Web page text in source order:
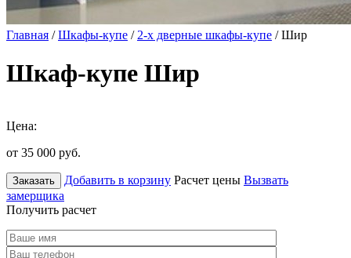
Главная /Шкафы-купе / 2-х дверные шкафы-купе / Шир
Шкаф-купе Шир
Цена:
от 35 000 руб.
Заказать Добавить в корзину Расчет цены Вызвать
замерщика
Получить расчет